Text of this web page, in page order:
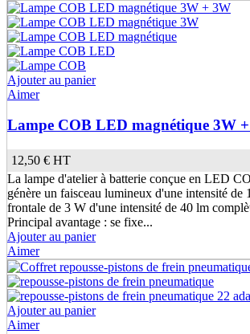
Ajouter au panier
Aimer
Lampe COB LED magnétique 3W
12,50 € HT
La lampe d'atelier à batterie conçue en LED
génère un faisceau lumineux d'une intensité
frontale de 3 W d'une intensité de 40 lm
Principal avantage : se fixe...
Ajouter au panier
Aimer
Ajouter au panier
Aimer